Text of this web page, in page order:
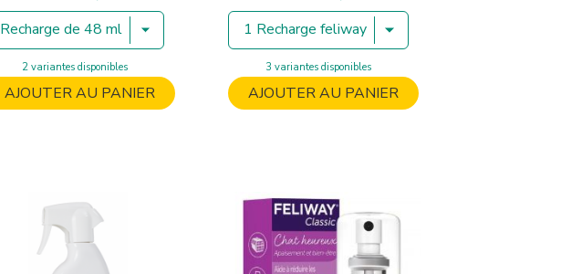
Recharge de 48 ml
2 variantes disponibles
AJOUTER AU PANIER
1 Recharge feliway de 48 ml
3 variantes disponibles
AJOUTER AU PANIER